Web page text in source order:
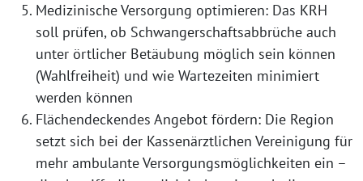
Medizinische Versorgung optimieren: Das KRH
soll prüfen, ob Schwangerschaftsabbrüche auch
unter örtlicher Betäubung möglich sein können
(Wahlfreiheit) und wie Wartezeiten minimiert
werden können
Flächendeckendes Angebot fördern: Die Region
setzt sich bei der Kassenärztlichen Vereinigung für
mehr ambulante Versorgungsmöglichkeiten ein –